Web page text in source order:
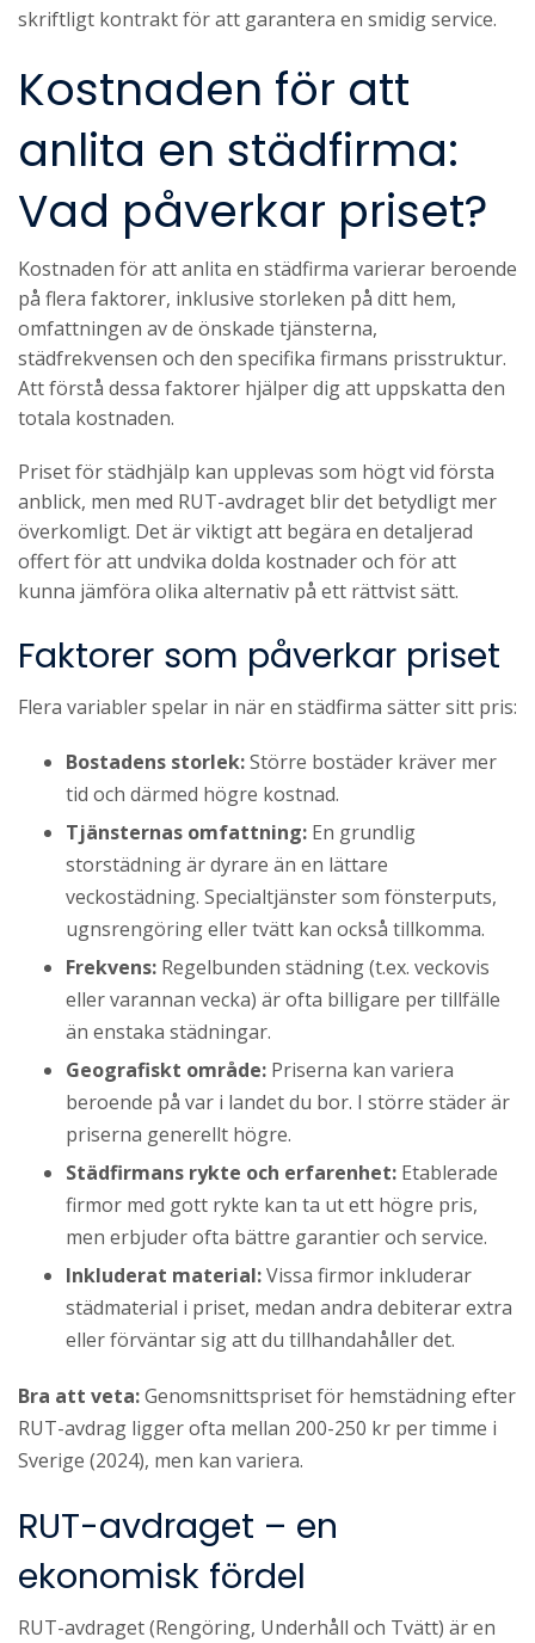
skriftligt kontrakt för att garantera en smidig service.
Kostnaden för att
anlita en städfirma:
Vad påverkar priset?
Kostnaden för att anlita en städfirma varierar beroende
på flera faktorer, inklusive storleken på ditt hem,
omfattningen av de önskade tjänsterna,
städfrekvensen och den specifika firmans prisstruktur.
Att förstå dessa faktorer hjälper dig att uppskatta den
totala kostnaden.
Priset för städhjälp kan upplevas som högt vid första
anblick, men med RUT-avdraget blir det betydligt mer
överkomligt. Det är viktigt att begära en detaljerad
offert för att undvika dolda kostnader och för att
kunna jämföra olika alternativ på ett rättvist sätt.
Faktorer som påverkar priset
Flera variabler spelar in när en städfirma sätter sitt pris:
Bostadens storlek:Större bostäder kräver mer
tid och därmed högre kostnad.
Tjänsternas omfattning: En grundlig
storstädning är dyrare än en lättare
veckostädning. Specialtjänster som fönsterputs,
ugnsrengöring eller tvätt kan också tillkomma.
Frekvens: Regelbunden städning (t.ex. veckovis
eller varannan vecka) är ofta billigare per tillfälle
än enstaka städningar.
Geografiskt område: Priserna kan variera
beroende på var i landet du bor. I större städer är
priserna generellt högre.
Städfirmans rykte och erfarenhet: Etablerade
firmor med gott rykte kan ta ut ett högre pris,
men erbjuder ofta bättre garantier och service.
Inkluderat material:Vissa firmor inkluderar
städmaterial i priset, medan andra debiterar extra
eller förväntar sig att du tillhandahåller det.
Bra att veta:Genomsnittspriset för hemstädning efter
RUT-avdrag ligger ofta mellan 200-250 kr per timme i
Sverige (2024), men kan variera.
RUT-avdraget – en
ekonomisk fördel
RUT-avdraget (Rengöring, Underhåll och Tvätt) är en